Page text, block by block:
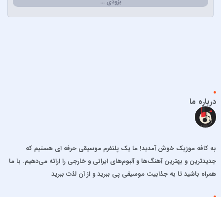
افشین خان
الجان
امید آمری
امید حاجیلی
امید مهداد
درباره ما
به کافه موزیک خوش آمدید! ما یک پلتفرم موسیقی حرفه ای هستیم که
جدیدترین و بهترین آهنگ‌ها و آلبوم‌های ایرانی و خارجی را ارائه می‌دهیم. با ما
همراه باشید تا به جذابیت موسیقی پی ببرید و از آن لذت ببرید